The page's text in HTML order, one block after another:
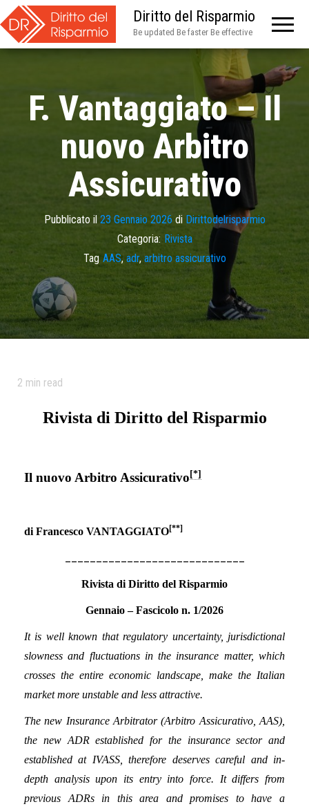
Diritto del Risparmio
Be updated Be faster Be effective
F. Vantaggiato – Il
nuovo Arbitro
Assicurativo
Pubblicato il 23 Gennaio 2026 di Dirittodelrisparmio
Categoria: Rivista
Tag AAS, adr, arbitro assicurativo
2 min read
Rivista di Diritto del Risparmio
Il nuovo Arbitro Assicurativo [*]
di Francesco VANTAGGIATO[**]
Rivista di Diritto del Risparmio
Gennaio – Fascicolo n. 1/2026
It is well known that regulatory uncertainty, jurisdictional
slowness and fluctuations in the insurance matter, which
crosses the entire economic landscape, make the Italian
market more unstable and less attractive.
The new Insurance Arbitrator (Arbitro Assicurativo, AAS),
the new ADR established for the insurance sector and
established at IVASS, therefore deserves careful and in-
depth analysis upon its entry into force. It differs from
previous ADRs in this area and promises to have a